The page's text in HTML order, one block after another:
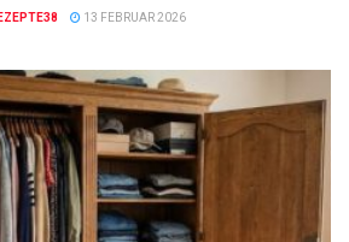
13 FEBRUAR 2026